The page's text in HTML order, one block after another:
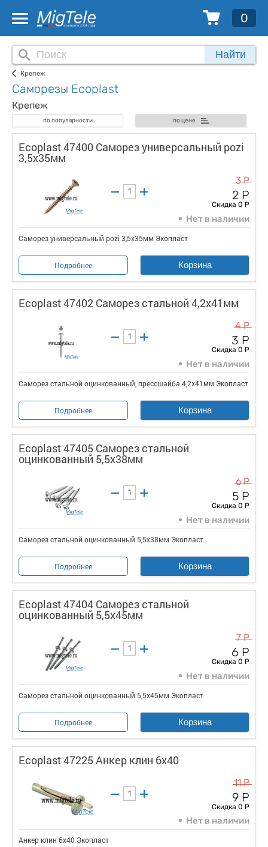
0
Найти
Крепеж
Саморезы Ecoplast
Крепеж
по популярности по цене
Ecoplast 47400 Саморез универсальный pozi
3,5х35мм
3 Р
2 Р
Скидка 0 Р
Нет в наличии
Саморез универсальный pozi 3,5х35мм Экопласт
Подробнее Корзина
Ecoplast 47402 Саморез стальной 4,2х41мм
4 Р
3 Р
Скидка 0 Р
Нет в наличии
Саморез стальной оцинкованный, прессшайба 4,2х41мм Экопласт
Подробнее Корзина
Ecoplast 47405 Саморез стальной
оцинкованный 5,5x38мм
6 Р
5 Р
Скидка 0 Р
Нет в наличии
Саморез стальной оцинкованный 5,5x38мм Экопласт
Подробнее Корзина
Ecoplast 47404 Саморез стальной
оцинкованный 5,5x45мм
7 Р
6 Р
Скидка 0 Р
Нет в наличии
Саморез стальной оцинкованный 5,5x45мм Экопласт
Подробнее Корзина
Ecoplast 47225 Анкер клин 6х40
11 Р
9 Р
Скидка 0 Р
Нет в наличии
Анкер клин 6х40 Экопласт